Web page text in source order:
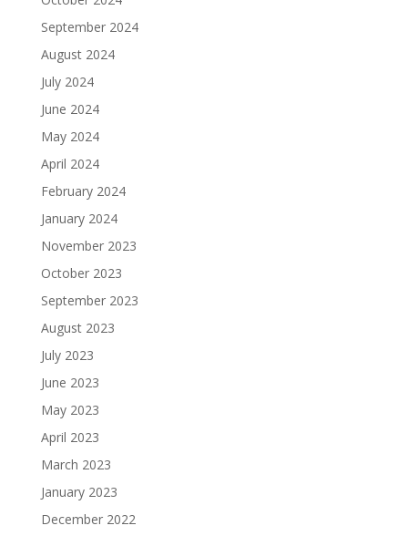
September 2024
August 2024
July 2024
June 2024
May 2024
April 2024
February 2024
January 2024
November 2023
October 2023
September 2023
August 2023
July 2023
June 2023
May 2023
April 2023
March 2023
January 2023
December 2022